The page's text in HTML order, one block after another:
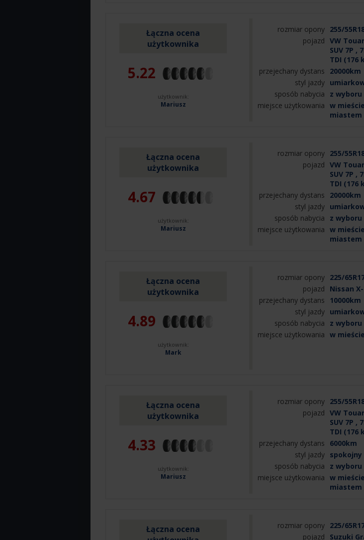
Łączna ocena
użytkownika
5.22
użytkownik:
Mariusz
rozmiar opony 255/
pojazd VW
SUV 7P ,
TDI (176
przejechany dystans
20000km
styl jazdy
sposób nabycia
z wyboru
miejsce użytkowania w
miastem
Łączna ocena
użytkownika
4.67
użytkownik:
Mariusz
rozmiar opony 255/
pojazd VW
SUV 7P ,
TDI (176
przejechany dystans
20000km
styl jazdy
sposób nabycia
z wyboru
miejsce użytkowania w
miastem
Łączna ocena
użytkownika
4.89
użytkownik:
Mark
rozmiar opony 225/
pojazd
Nissan
przejechany dystans
10000km
styl jazdy
sposób nabycia
z wyboru
miejsce użytkowania w mieście
Łączna ocena
użytkownika
4.33
użytkownik:
Mariusz
rozmiar opony 255/
pojazd VW
SUV 7P ,
TDI (176
przejechany dystans
6000km
styl jazdy spokojny
sposób nabycia
z wyboru
miejsce użytkowania w
miastem
Łączna ocena
rozmiar opony 225/
pojazd
Suzuki